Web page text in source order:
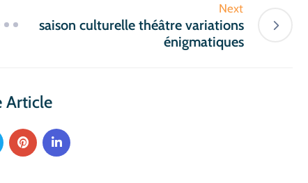
Next
saison culturelle théâtre variations
énigmatiques
Article